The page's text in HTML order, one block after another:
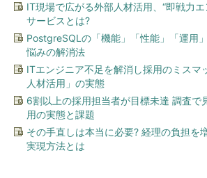
IT現場で広がる外部人材活用、“即戦力
サービスとは?
PostgreSQLの「機能」「性能」「運用
悩みの解消法
ITエンジニア不足を解消し採用のミスマ
人材活用」の実態
6割以上の採用担当者が目標未達 調査で
用の実態と課題
その手直しは本当に必要? 経理の負担を
実現方法とは